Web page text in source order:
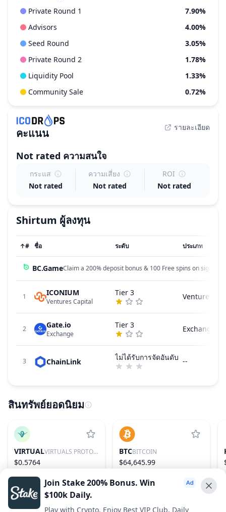
Private Round 1
7.90%
Advisors
4.00%
Seed Round
3.05%
Private Round 2
1.78%
Liquidity Pool
1.33%
Community Sale
0.72%
คะแนน รายละเอียด
Not rated ความสนใจ
กระแส
Not rated
ความเสี่ยง
Not rated
ROI
Not rated
Shirtum ผู้ลงทุน
↑# ชื่อ ระดับ ประเภท
BC.GameClaim a 200% deposit bonus & 100 Free spins on sign up!
1 ICONIUM
Ventures Capital
Tier 3 Ventures
2 Gate.io
Exchange
Tier 3 Exchange
3 ChainLink ไม่ได้รับการจัดอันดับ --
สินทรัพย์ยอดนิยม
VIRTUAL VIRTUALS PROTOCOL
$0.5764
BTCBITCOIN
$64,645.99
Advertise With Us ⭐️
Join Stake 200% Bonus. Win
$100k Daily.
Play with Crypto, Enjoy Best VIP Club, Daily